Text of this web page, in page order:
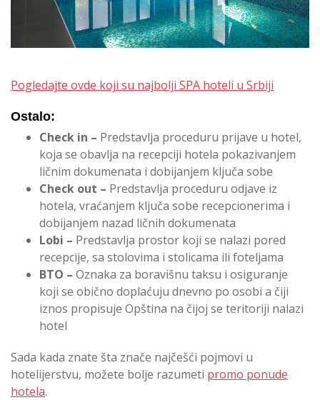
Pogledajte ovde koji su najbolji SPA hoteli u Srbiji
Ostalo:
Check in – Predstavlja proceduru prijave u hotel,
koja se obavlja na recepciji hotela pokazivanjem
ličnim dokumenata i dobijanjem ključa sobe
Check out – Predstavlja proceduru odjave iz
hotela, vraćanjem ključa sobe recepcionerima i
dobijanjem nazad ličnih dokumenata
Lobi – Predstavlja prostor koji se nalazi pored
recepcije, sa stolovima i stolicama ili foteljama
BTO – Oznaka za boravišnu taksu i osiguranje
koji se obično doplaćuju dnevno po osobi a čiji
iznos propisuje Opština na čijoj se teritoriji nalazi
hotel
Sada kada znate šta znače najčešći pojmovi u
hotelijerstvu, možete bolje razumeti promo ponude
hotela.